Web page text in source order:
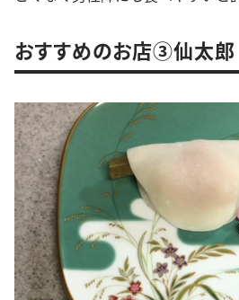
おすすめのお店③仙太郎